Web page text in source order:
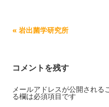
k
記
ビ
ゲ
ー
« 岩出菌学研究所
コメントを残す
メールアドレスが公開される
る欄は必須項目です